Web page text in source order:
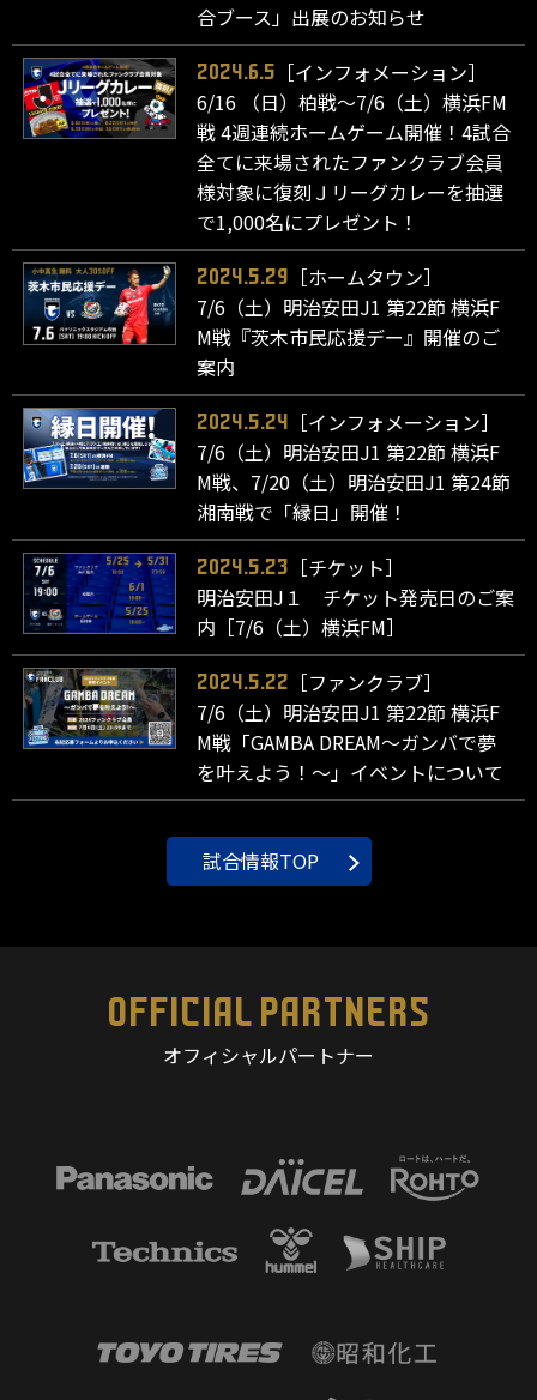
合ブース」出展のお知らせ
2024.6.5
［インフォメーション］
6/16 （日）柏戦～7/6（土）横浜FM
戦 4週連続ホームゲーム開催！4試合
全てに来場されたファンクラブ会員
様対象に復刻Ｊリーグカレーを抽選
で1,000名にプレゼント！
2024.5.29
［ホームタウン］
7/6（土）明治安田J1 第22節 横浜F
M戦『茨木市民応援デー』開催のご
案内
2024.5.24
［インフォメーション］
7/6（土）明治安田J1 第22節 横浜F
M戦、7/20（土）明治安田J1 第24節
湘南戦で「縁日」開催！
2024.5.23
［チケット］
明治安田J１ チケット発売日のご案
内［7/6（土）横浜FM］
2024.5.22
［ファンクラブ］
7/6（土）明治安田J1 第22節 横浜F
M戦「GAMBA DREAM～ガンバで夢
を叶えよう！～」イベントについて
試合情報TOP
OFFICIAL PARTNERS
オフィシャルパートナー